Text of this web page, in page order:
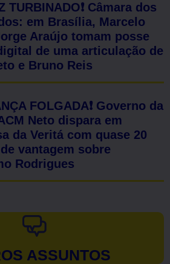
TURBINADO❗ Câmara dos
em Brasília, Marcelo
Araújo tomam posse
de uma articulação de
e Bruno Reis
FOLGADA❗ Governo da
Neto dispara em
da Veritá com quase 20
vantagem sobre
Rodrigues
ASSUNTOS